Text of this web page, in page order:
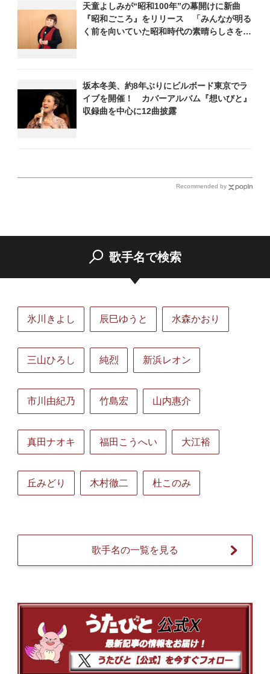
天童よしみが“昭和100年”の幕開けに新曲
『昭和ごころ』をリリース 「みんなが明る
く前を向いていた昭和時代の素晴らしさを感
坂本冬美、約8年ぶりにビルボード東京でラ
イブを開催！ カバーアルバム『想いびと』
収録曲を中心に12曲披露
Recommended by
歌手名で検索
氷川きよし 辰巳ゆうと 水森かおり
三山ひろし 純烈 新浜レオン
市川由紀乃 竹島宏 山内惠介
真田ナオキ 福田こうへい 大江裕
丘みどり 木村徹二 杜このみ
歌手名の一覧を見る